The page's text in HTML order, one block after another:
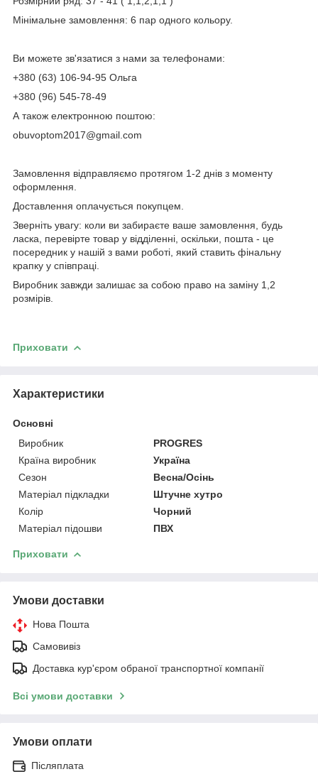
Мінімальне замовлення: 6 пар одного кольору.
Ви можете зв'язатися з нами за телефонами:
+380 (63) 106-94-95 Ольга
+380 (96) 545-78-49
А також електронною поштою:
obuvoptom2017@gmail.com
Замовлення відправляємо протягом 1-2 днів з моменту
оформлення.
Доставлення оплачується покупцем.
Зверніть увагу: коли ви забираєте ваше замовлення, будь
ласка, перевірте товар у відділенні, оскільки, пошта - це
посередник у нашій з вами роботі, який ставить фінальну
крапку у співпраці.
Виробник завжди залишає за собою право на заміну 1,2
розмірів.
Приховати
Характеристики
Основні
Виробник
PROGRES
Країна виробник
Україна
Сезон
Весна/Осінь
Матеріал підкладки
Штучне хутро
Колір
Чорний
Матеріал підошви
ПВХ
Приховати
Умови доставки
Нова Пошта
Самовивіз
Доставка кур'єром обраної транспортної компанії
Всі умови доставки
Умови оплати
Післяплата